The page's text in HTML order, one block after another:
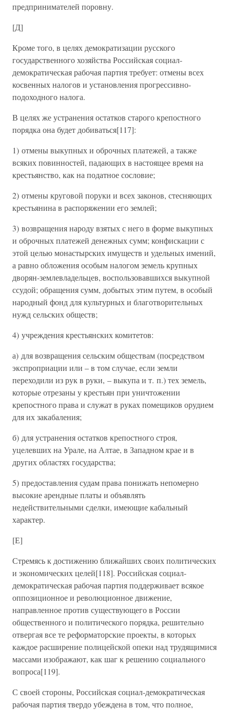
предпринимателей поровну.
[Д]
Кроме того, в целях демократизации русского
государственного хозяйства Российская социал-
демократическая рабочая партия требует: отмены всех
косвенных налогов и установления прогрессивно-
подоходного налога.
В целях же устранения остатков старого крепостного
порядка она будет добиваться[117]:
1) отмены выкупных и оброчных платежей, а также
всяких повинностей, падающих в настоящее время на
крестьянство, как на податное сословие;
2) отмены круговой поруки и всех законов, стесняющих
крестьянина в распоряжении его землей;
3) возвращения народу взятых с него в форме выкупных
и оброчных платежей денежных сумм; конфискации с
этой целью монастырских имуществ и удельных имений,
а равно обложения особым налогом земель крупных
дворян-землевладельцев, воспользовавшихся выкупной
ссудой; обращения сумм, добытых этим путем, в особый
народный фонд для культурных и благотворительных
нужд сельских обществ;
4) учреждения крестьянских комитетов:
а) для возвращения сельским обществам (посредством
экспроприации или – в том случае, если земли
переходили из рук в руки, – выкупа и т. п.) тех земель,
которые отрезаны у крестьян при уничтожении
крепостного права и служат в руках помещиков орудием
для их закабаления;
б) для устранения остатков крепостного строя,
уцелевших на Урале, на Алтае, в Западном крае и в
других областях государства;
5) предоставления судам права понижать непомерно
высокие арендные платы и объявлять
недействительными сделки, имеющие кабальный
характер.
[Е]
Стремясь к достижению ближайших своих политических
и экономических целей[118]. Российская социал-
демократическая рабочая партия поддерживает всякое
оппозиционное и революционное движение,
направленное против существующего в России
общественного и политического порядка, решительно
отвергая все те реформаторские проекты, в которых
каждое расширение полицейской опеки над трудящимися
массами изображают, как шаг к решению социального
вопроса[119].
С своей стороны, Российская социал-демократическая
рабочая партия твердо убеждена в том, что полное,